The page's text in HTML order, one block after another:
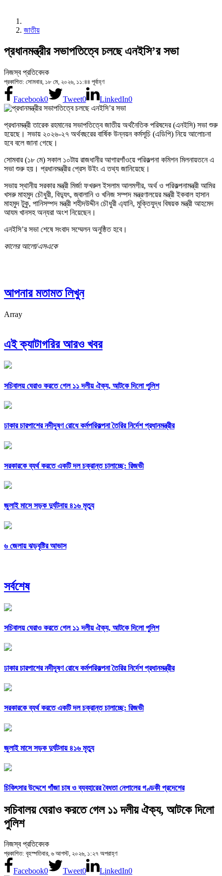
জাতীয়
প্রধানমন্ত্রীর সভাপতিত্বে চলছে এনইসি’র সভা
নিজস্ব প্রতিবেদক
প্রকাশিত: সোমবার, ১৮ মে, ২০২৬, ১১:৪৪ পূর্বাহ্ণ
Facebook0 Tweet0 LinkedIn0
প্রধানমন্ত্রী তারেক রহমানের সভাপতিত্বে জাতীয় অর্থনৈতিক পরিষদের (এনইসি) সভা শুরু
হয়েছে। সভায় ২০২৬-২৭ অর্থবছরের বার্ষিক উন্নয়ন কর্মসূচি (এডিপি) নিয়ে আলোচনা
হবে বলে জানা গেছে।
সোমবার (১৮ মে) সকাল ১০টায় রাজধানীর আগারগাঁওয়ে পরিকল্পনা কমিশন মিলনায়তনে এ
সভা শুরু হয়। প্রধানমন্ত্রীর প্রেস উইং এ তথ্য জানিয়েছে।
সভায় স্থানীয় সরকার মন্ত্রী মির্জা ফখরুল ইসলাম আলমগীর, অর্থ ও পরিকল্পনামন্ত্রী আমির
খসরু মাহমুদ চৌধুরী, বিদ্যুৎ, জ্বালানি ও খনিজ সম্পদ মন্ত্রণালয়ের মন্ত্রী ইকবাল হাসান
মাহমুদ টুকু, পানিসম্পদ মন্ত্রী শহীদউদ্দীন চৌধুরী এ্যানি, মুক্তিযুদ্ধ বিষয়ক মন্ত্রী আহমেদ
আযম খানসহ অন্যরা অংশ নিয়েছেন।
এনইসি’র সভা শেষে সংবাদ সম্মেলন অনুষ্ঠিত হবে।
কালের আলো/এসএকে
আপনার মতামত লিখুন
Array
এই ক্যাটাগরির আরও খবর
সচিবালয় ঘেরাও করতে গেল ১১ দলীয় ঐক্য, আটকে দিলো পুলিশ
ঢাকার চারপাশের নদীদূষণ রোধে কর্মপরিকল্পনা তৈরির নির্দেশ প্রধানমন্ত্রীর
সরকারকে ব্যর্থ করতে একটি দল চক্রান্ত চালাচ্ছে: রিজভী
জুলাই মাসে সড়ক দুর্ঘটনায় ৪১৬ মৃত্যু
৬ জেলায় ঝড়বৃষ্টির আভাস
সর্বশেষ
সচিবালয় ঘেরাও করতে গেল ১১ দলীয় ঐক্য, আটকে দিলো পুলিশ
ঢাকার চারপাশের নদীদূষণ রোধে কর্মপরিকল্পনা তৈরির নির্দেশ প্রধানমন্ত্রীর
সরকারকে ব্যর্থ করতে একটি দল চক্রান্ত চালাচ্ছে: রিজভী
জুলাই মাসে সড়ক দুর্ঘটনায় ৪১৬ মৃত্যু
চিকিৎসার উদ্দেশে গাঁজা চাষ ও ব্যবহারের বৈধতা নেপালের গণ্ডকী প্রদেশের
সচিবালয় ঘেরাও করতে গেল ১১ দলীয় ঐক্য, আটকে দিলো
পুলিশ
নিজস্ব প্রতিবেদক
প্রকাশিত: বৃহস্পতিবার, ৬ আগস্ট, ২০২৬, ১:২৭ অপরাহ্ণ
Facebook0 Tweet0 LinkedIn0